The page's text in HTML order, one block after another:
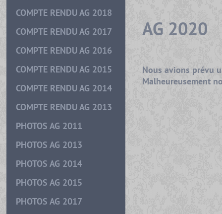
COMPTE RENDU AG 2018
COMPTE RENDU AG 2017
COMPTE RENDU AG 2016
COMPTE RENDU AG 2015
COMPTE RENDU AG 2014
COMPTE RENDU AG 2013
PHOTOS AG 2011
PHOTOS AG 2013
PHOTOS AG 2014
PHOTOS AG 2015
PHOTOS AG 2017
AG 2020
Nous avions prévu
Malheureusement